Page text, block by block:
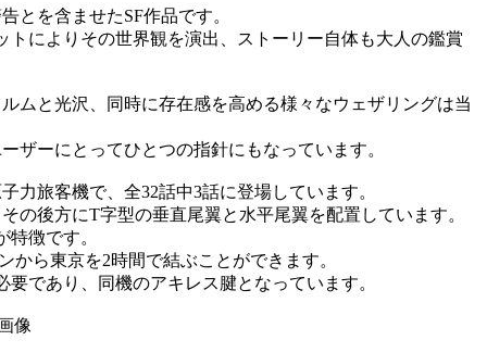
とを含ませたSF作品です。
によりその世界観を演出、ストーリー自体も大人の鑑賞
ムと光沢、同時に存在感を高める様々なウェザリングは当
ザーにとってひとつの指針にもなっています。
力旅客機で、全32話中3話に登場しています。
後方にT字型の垂直尾翼と水平尾翼を配置しています。
徴です。
ら東京を2時間で結ぶことができます。
であり、同機のアキレス腱となっています。